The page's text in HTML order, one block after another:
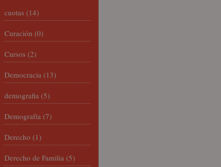
cuotas (14)
Curación (0)
Cursos (2)
Democracia (13)
demografia (5)
Demografía (7)
Derecho (1)
Derecho de Familia (5)